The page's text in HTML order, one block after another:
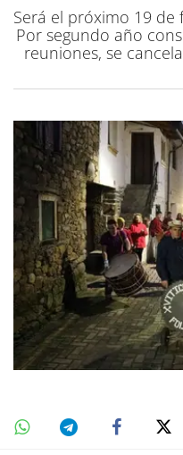
Será el próximo 19 de
Por segundo año
reuniones, se